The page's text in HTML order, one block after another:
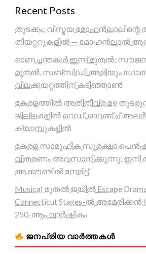
Recent Posts
തുടക്കം: വിസ്മയ മോഹൻലാലിന്റെ
തിയറ്ററുകളിൽ — മോഹൻലാൽ
ഓണച്ചന്തകൾ ഇന്ന് മുതൽ;
മുതൽ, സബ്സിഡി അരിയും
വിലക്കയറ്റത്തിന് കടിഞ്ഞാൺ
കേരളത്തിൽ അതിതീവ്ര മഴ
ജില്ലകളിൽ റെഡ്, ഓറഞ്ച്
ക്യാമ്പുകളിൽ
കേരള സാമൂഹിക സുരക്ഷാ
വിതരണം അവസാനിക്കുന്നു; ഇനി
അക്കൗണ്ടിൽ നേരിട്ട്
Musical മുതൽ ജയിൽ Escape
Connecticut Stages-ൽ അമേരിക്കൻ
250-ആം വാർഷികം
ജനപ്രിയ വാർത്തകൾ